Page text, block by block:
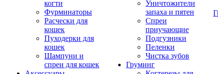
когти
Фурминаторы
Расчески для
кошек
Пуходерки для
кошек
Шампуни и
спреи для кошек
Уничтожители
запаха и пятен
Спреи
приучающие
Подгузники
Пеленки
Чистка зубов
Груминг